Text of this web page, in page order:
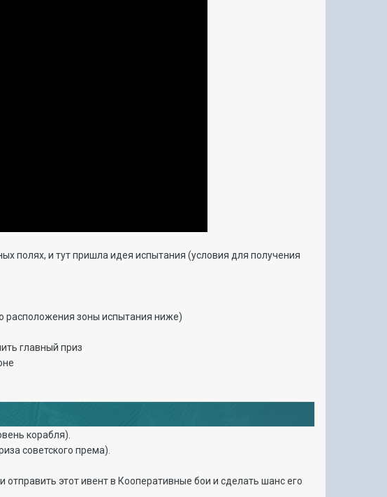
полях, и тут пришла идея испытания (условия для получения
расположения зоны испытания ниже)
главный приз
корабля).
советского према).
этот ивент в Кооперативные бои и сделать шанс его